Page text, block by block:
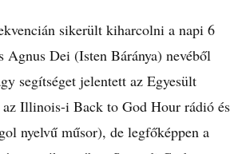
sikerült kiharcolni a napi 6
Agnus Dei (Isten Báránya) nevéből
segítséget jelentett az Egyesült
Illinois-i Back to God Hour rádió és
nyelvű műsor), de legfőképpen a